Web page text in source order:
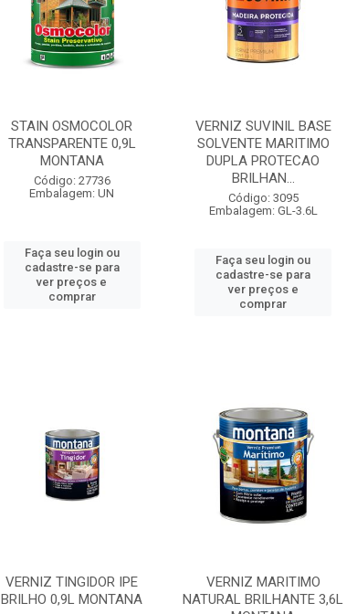
STAIN OSMOCOLOR
TRANSPARENTE 0,9L
MONTANA
Código: 27736
Embalagem: UN
Faça seu login ou
cadastre-se para
ver preços e
comprar
VERNIZ SUVINIL BASE
SOLVENTE MARITIMO
DUPLA PROTECAO
BRILHAN...
Código: 3095
Embalagem: GL-3.6L
Faça seu login ou
cadastre-se para
ver preços e
comprar
VERNIZ TINGIDOR IPE
BRILHO 0,9L MONTANA
VERNIZ MARITIMO
NATURAL BRILHANTE 3,6L